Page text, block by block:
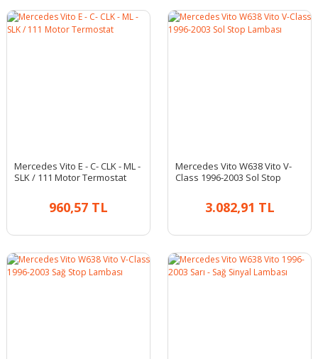
Mercedes Vito E - C- CLK - ML -
SLK / 111 Motor Termostat
960,57 TL
Mercedes Vito W638 Vito V-
Class 1996-2003 Sol Stop
3.082,91 TL